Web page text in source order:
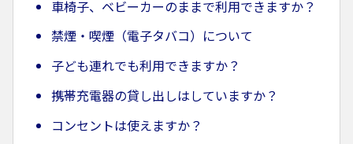
車椅子、ベビーカーのままで利用できますか？
禁煙・喫煙（電子タバコ）について
子ども連れでも利用できますか？
携帯充電器の貸し出しはしていますか？
コンセントは使えますか？